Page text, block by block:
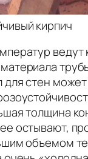
кирпич
ведут
для стен
толщина
остывают,
объемом